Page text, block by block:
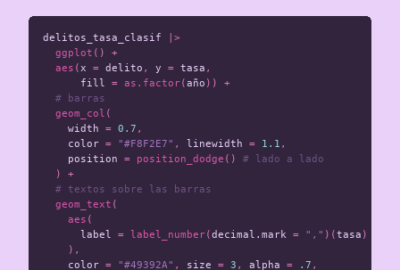
delitos_tasa_clasif
|>
ggplot ()
+
aes (x = delito , y = tasa ,
fill = as.factor(año ))
+
# barras
geom_col (
width = 0.7 ,
color = "#F8F2E7" , linewidth = 1.1 ,
position = position_dodge ()
# lado a lado
)
+
# textos sobre las barras
geom_text (
aes (
label = label_number(decimal.mark = "," )(tasa )
),
color = "#49392A" , size = 3 , alpha = .7 ,